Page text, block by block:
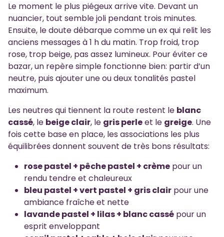
Le moment le plus piégeux arrive vite. Devant un
nuancier, tout semble joli pendant trois minutes.
Ensuite, le doute débarque comme un ex qui relit les
anciens messages à 1 h du matin. Trop froid, trop
rose, trop beige, pas assez lumineux. Pour éviter ce
bazar, un repère simple fonctionne bien: partir d’un
neutre, puis ajouter une ou deux tonalités pastel
maximum.
Les neutres qui tiennent la route restent le blanc
cassé, le beige clair, le gris perleet le greige. Une
fois cette base en place, les associations les plus
équilibrées donnent souvent de très bons résultats:
rose pastel + pêche pastel + crème pour un
rendu tendre et chaleureux
bleu pastel + vert pastel + gris clair pour une
ambiance fraîche et nette
lavande pastel + lilas + blanc cassé pour un
esprit enveloppant